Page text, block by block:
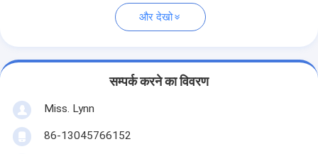
और देखो
सम्पर्क करने का विवरण
Miss. Lynn
86-13045766152